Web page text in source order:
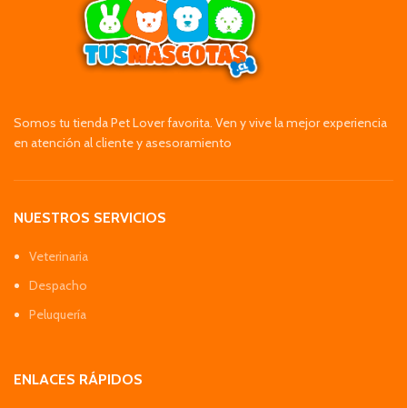
Somos tu tienda Pet Lover favorita. Ven y vive la mejor experiencia
en atención al cliente y asesoramiento
NUESTROS SERVICIOS
Veterinaria
Despacho
Peluquería
ENLACES RÁPIDOS